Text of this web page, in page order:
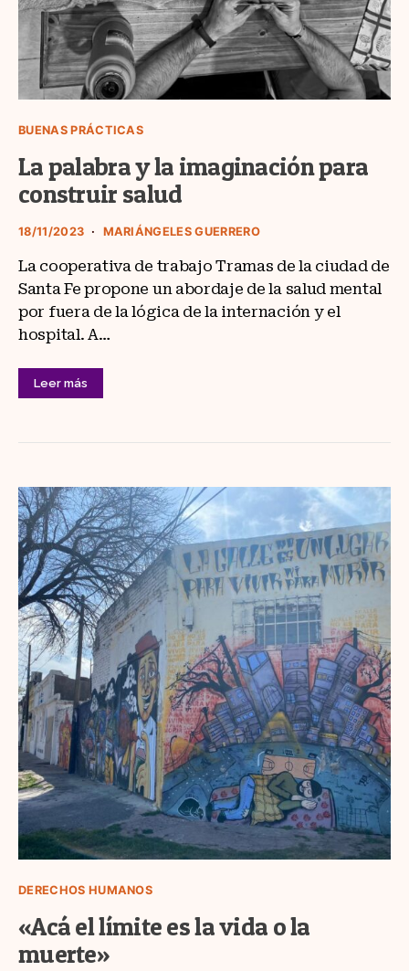
BUENAS PRÁCTICAS
La palabra y la imaginación para
construir salud
18/11/2023 MARIÁNGELES GUERRERO
La cooperativa de trabajo Tramas de la ciudad de
Santa Fe propone un abordaje de la salud mental
por fuera de la lógica de la internación y el
hospital. A…
Leer más
DERECHOS HUMANOS
«Acá el límite es la vida o la
muerte»